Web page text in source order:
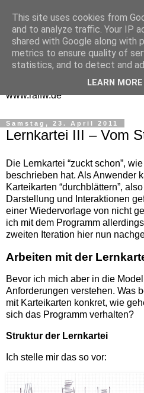
One Man
Gedanken
Spontanes und Überlegtes aus
www.ralfw.de
Samstag, 23. April 2011
Lernkartei III – Vom
Die Lernkartei “zuckt schon”,
beschrieben hat. Als Anwender
Karteikarten “durchblättern”,
Darstellung und Interaktionen
einer Wiedervorlage von nicht
ich mit dem Programm
zweiten Iteration hier nun
Arbeiten mit der
Bevor ich mich aber in die
Anforderungen verstehen. Was
mit Karteikarten konkret, wie
sich das Programm verhalten?
Struktur der Lernkartei
Ich stelle mir das so vor:
This site uses cookies from
and to analyze traffic. Your IP
shared with Google along with
metrics to ensure quality of
statistics, and to detect and
LEARN MORE